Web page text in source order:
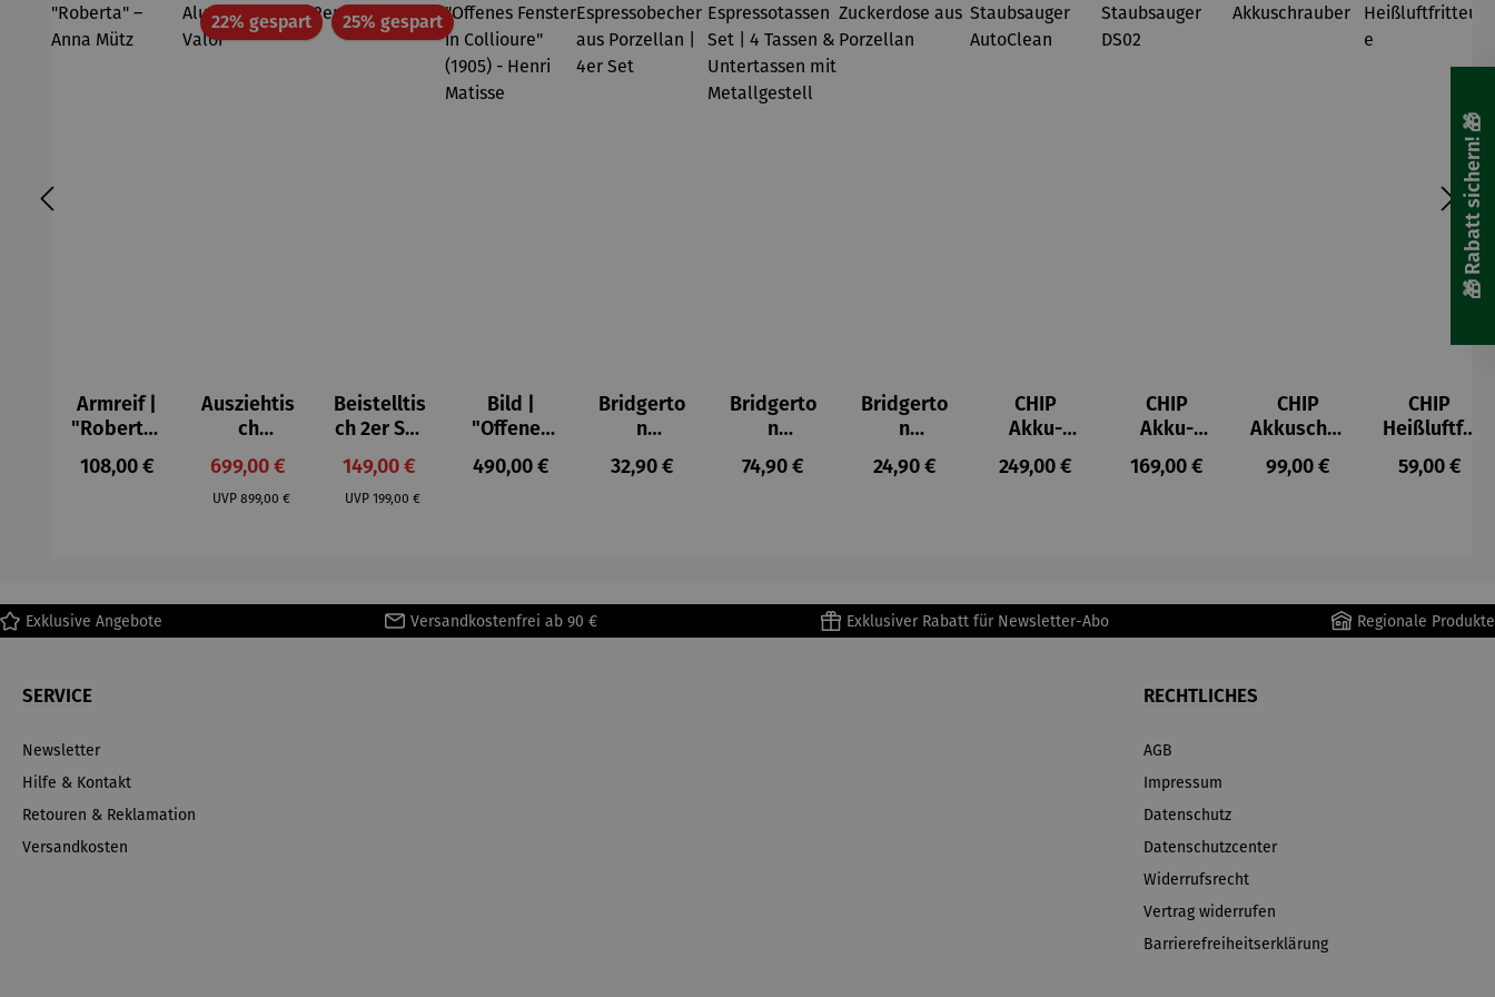
Armreif |
"Roberta"
– Anna
Mütz
Regulärer Preis:
108,00 €
22% gespartRabatt
Ausziehtis
ch
Aluminium
– Valor
Verkaufspreis:
699,00 €
UVP Regulärer Preis:
899,00 €
25% gespartRabatt
Beistelltis
ch 2er Set
– Dalias
Verkaufspreis:
149,00 €
UVP Regulärer Preis:
199,00 €
Bild |
"Offenes
Fenster in
Collioure"
Regulärer Preis:
490,00 €
Bridgerto
n
Espresso
becher
Regulärer Preis:
32,90 €
Bridgerto
n
Espressot
assen Set
Metallges
Regulärer Preis:
74,90 €
Bridgerto
n
Zuckerdo
se aus
Regulärer Preis:
24,90 €
CHIP
Akku-
Staubsau
ger
Regulärer Preis:
249,00 €
CHIP
Akku-
Staubsau
ger DS02
Regulärer Preis:
169,00 €
CHIP
Akkuschra
uber
Regulärer Preis:
99,00 €
CHIP
Heißluftfri
tteuse
Regulärer
59,00 €
Exklusive Angebote Versandkostenfrei ab 90 € Exklusiver Rabatt für Newsletter-Abo Regionale Produkte
SERVICE
Newsletter
Hilfe & Kontakt
Retouren & Reklamation
Versandkosten
RECHTLICHES
AGB
Impressum
Datenschutz
Datenschutzcenter
Widerrufsrecht
Vertrag widerrufen
Barrierefreiheitserklärung
🎁 Rabatt sichern! 🎁